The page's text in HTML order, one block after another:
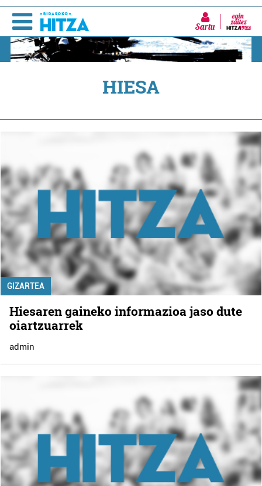
Sartu
HIESA
GIZARTEA
Hiesaren gaineko informazioa jaso dute
oiartzuarrek
admin